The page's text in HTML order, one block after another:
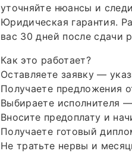
уточняйте нюансы и
Юридическая гарантия.
вас 30 дней после сдачи
Как это работает?
Оставляете заявку —
Получаете предложения
Выбираете исполнителя
Вносите предоплату и
Получаете готовый
Не тратьте нервы и